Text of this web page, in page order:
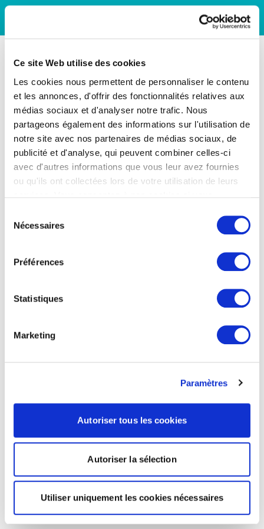
Ce site Web utilise des cookies
Les cookies nous permettent de personnaliser le contenu
et les annonces, d'offrir des fonctionnalités relatives aux
médias sociaux et d'analyser notre trafic. Nous
partageons également des informations sur l'utilisation de
notre site avec nos partenaires de médias sociaux, de
publicité et d'analyse, qui peuvent combiner celles-ci
avec d'autres informations que vous leur avez fournies
ou qu'ils ont collectées lors de votre utilisation de leurs
Nécessaires
Préférences
Statistiques
Marketing
Paramètres
Autoriser tous les cookies
Autoriser la sélection
Utiliser uniquement les cookies nécessaires